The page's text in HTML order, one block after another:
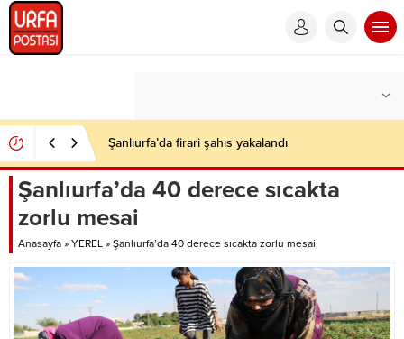
Şanlıurfa’da firari şahıs yakalandı
Şanlıurfa’da 40 derece sıcakta
zorlu mesai
Anasayfa » YEREL » Şanlıurfa’da 40 derece sıcakta zorlu mesai